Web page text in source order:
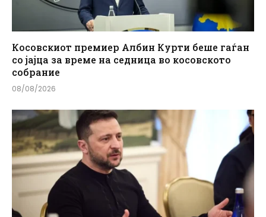
Косовскиот премиер Албин Курти беше гаѓан
со јајца за време на седница во косовското
собрание
08/08/2026